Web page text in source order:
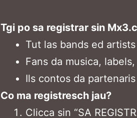
Tgi po sa registrar sin
Tut las bands ed
Fans da musica,
Ils contos da
Co ma registresch jau?
Clicca sin “SA